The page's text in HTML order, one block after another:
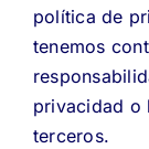
política de
tenemos
privacidad o
terceros.